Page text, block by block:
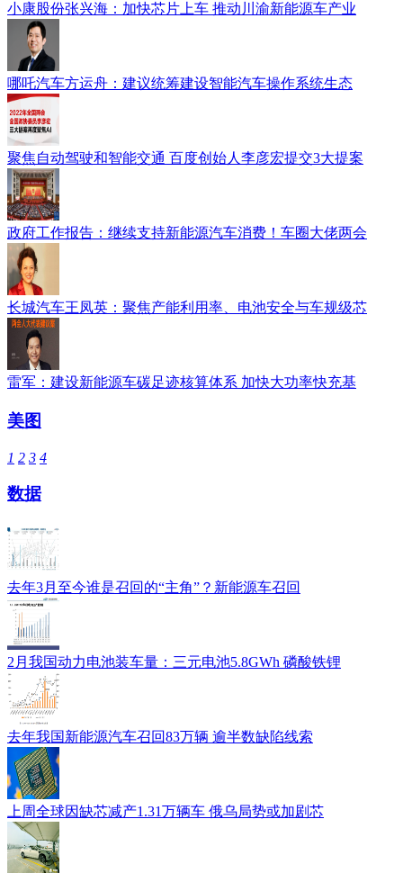
小康股份张兴海：加快芯片上车 推动川渝新能源车产业
哪吒汽车方运舟：建议统筹建设智能汽车操作系统生态
聚焦自动驾驶和智能交通 百度创始人李彦宏提交3大提案
政府工作报告：继续支持新能源汽车消费！车圈大佬两会
长城汽车王凤英：聚焦产能利用率、电池安全与车规级芯
雷军：建设新能源车碳足迹核算体系 加快大功率快充基
美图
1 2 3 4
数据
去年3月至今谁是召回的“主角”？新能源车召回
2月我国动力电池装车量：三元电池5.8GWh 磷酸铁锂
去年我国新能源汽车召回83万辆 逾半数缺陷线索
上周全球因缺芯减产1.31万辆车 俄乌局势或加剧芯